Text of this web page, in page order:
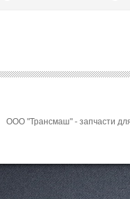
ООО "Трансмаш" - запчасти